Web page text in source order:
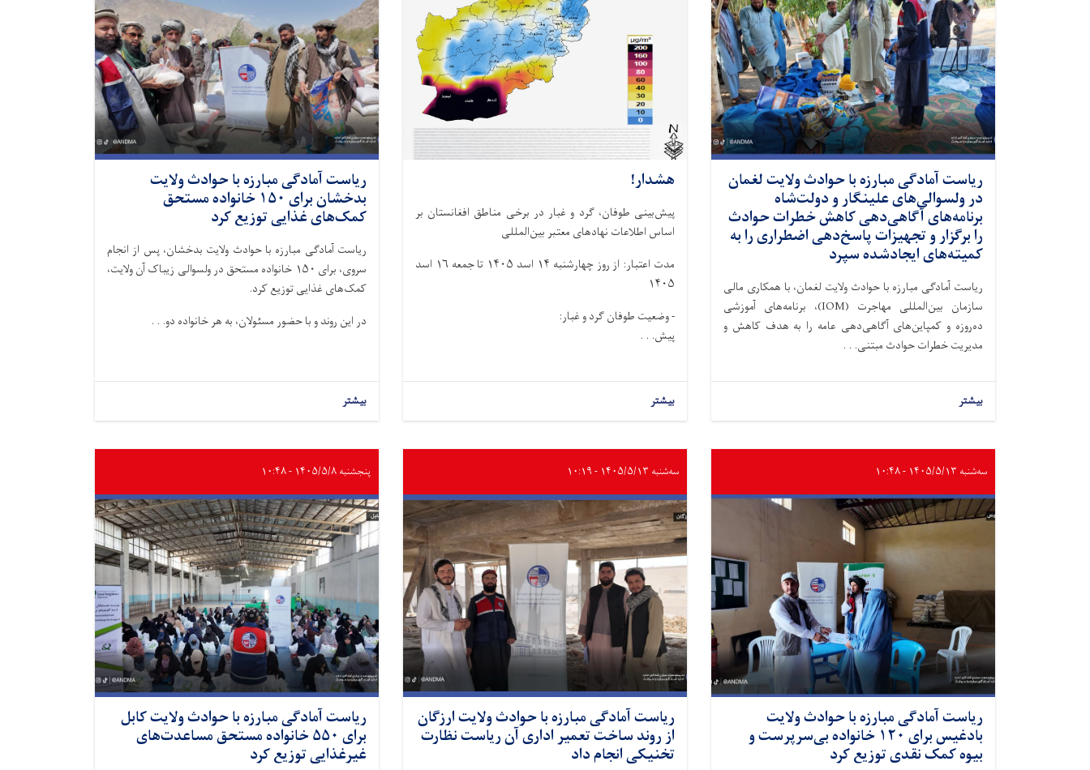
ریاست آمادگی مبارزه با حوادث ولایت لغمان
در ولسوالی‌های علینگار و دولت‌شاه
برنامه‌های آگاهی‌دهی کاهش خطرات حوادث
را برگزار و تجهیزات پاسخ‌دهی اضطراری را به
کمیته‌های ایجادشده سپرد
ریاست آمادگی مبارزه با حوادث ولایت لغمان، با همکاری مالی
سازمان بین‌المللی مهاجرت (IOM)، برنامه‌های آموزشی
ده‌روزه و کمپاین‌های آگاهی‌دهی عامه را به هدف کاهش و
مدیریت خطرات حوادث مبتنی. . .
بیشتر
هشدار!
پیش‌بینی طوفان، گرد و غبار در برخی مناطق افغانستان بر
اساس اطلاعات نهادهای معتبر بین‌المللی
مدت اعتبار: از روز چهار‌شنبه ۱۴ اسد ۱۴۰۵ تا جمعه ۱۶ اسد
۱۴۰۵
- وضعیت طوفان گرد و غبار:
پیش. . .
بیشتر
ریاست آمادگی مبارزه با حوادث ولایت
بدخشان برای ۱۵۰ خانواده مستحق
کمک‌های غذایی توزیع کرد
ریاست آمادگی مبارزه با حوادث ولایت بدخشان، پس از انجام
سروی، برای ۱۵۰ خانواده مستحق در ولسوالی زیباک آن ولایت،
کمک‌های غذایی توزیع کرد.
در این روند و با حضور مسئولان، به هر خانواده دو. . .
بیشتر
سه‌شنبه ۱۴۰۵/۵/۱۳ - ۱۰:۴۸
ریاست آمادگی مبارزه با حوادث ولایت
بادغیس برای ۱۲۰ خانواده بی‌سرپرست و
بیوه کمک نقدی توزیع کرد
سه‌شنبه ۱۴۰۵/۵/۱۳ - ۱۰:۱۹
ریاست آمادگی مبارزه با حوادث ولایت ارزگان
از روند ساخت تعمیر اداری آن ریاست نظارت
تخنیکی انجام داد
پنجشنبه ۱۴۰۵/۵/۸ - ۱۰:۴۸
ریاست آمادگی مبارزه با حوادث ولایت کابل
برای ۵۵۰ خانواده مستحق مساعدت‌های
غیرغذایی توزیع کرد